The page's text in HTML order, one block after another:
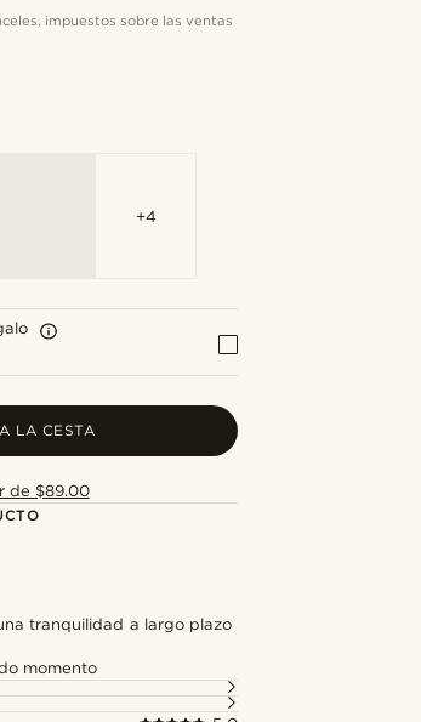
impuestos sobre las ventas
+4
LA CESTA
de $89.00
tranquilidad a largo plazo
momento